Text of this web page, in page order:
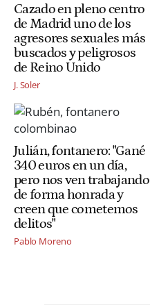
Cazado en pleno centro
de Madrid uno de los
agresores sexuales más
buscados y peligrosos
de Reino Unido
J. Soler
Julián, fontanero: "Gané
340 euros en un día,
pero nos ven trabajando
de forma honrada y
creen que cometemos
delitos"
Pablo Moreno